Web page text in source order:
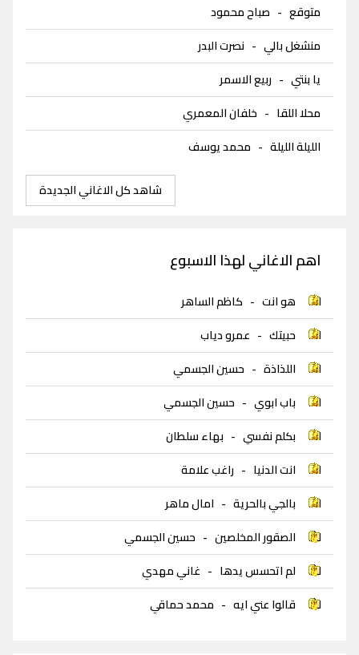
متوقع - صباح محمود
منشغل بالي - نصرت البدر
يا بنتي - ربيع الاسمر
محلا اللقا - خلفان المعمري
الليلة الليلة - محمد يوسف
شاهد كل الاغاني الجديدة
اهم الاغاني لهذا الاسبوع
هو انت - كاظم الساهر
حبيتك - عمرو دياب
اللذاذة - حسين الجسمي
باب ابوي - حسين الجسمي
بكلم نفسي - بهاء سلطان
انت الدنيا - راغب علامة
بالجي بالحرية - امال ماهر
الصقور المخلصين - حسين الجسمي
لم اتحسس يدها - غاني مهدي
قالوا عني ايه - محمد حماقي